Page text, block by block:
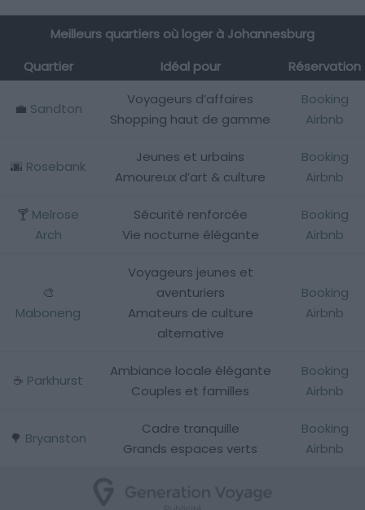
Meilleurs quartiers où loger à Johannesburg
Quartier
Idéal pour Réservation
💼 Sandton
Voyageurs d’affaires
Shopping haut de gamme
Booking
Airbnb
🌆 Rosebank
Jeunes et urbains
Amoureux d’art & culture
Booking
Airbnb
🍸 Melrose
Arch
Sécurité renforcée
Vie nocturne élégante
Booking
Airbnb
🎨
Maboneng
Voyageurs jeunes et
aventuriers
Amateurs de culture
alternative
Booking
Airbnb
☕ Parkhurst
Ambiance locale élégante
Couples et familles
Booking
Airbnb
🌳 Bryanston
Cadre tranquille
Grands espaces verts
Booking
Airbnb